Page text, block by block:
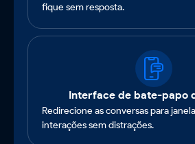
fique sem resposta.
Interface de bate-papo
Redirecione as conversas para
interações sem distrações.